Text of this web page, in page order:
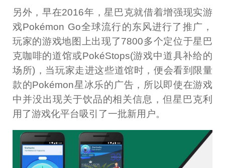
另外，早在2016年，星巴克就借着增强现实游
戏Pokémon Go全球流行的东风进行了推广，
玩家的游戏地图上出现了7800多个定位于星巴
克咖啡的道馆或PokéStops(游戏中道具补给的
场所)，当玩家走进这些道馆时，便会看到限量
款的Pokémon星冰乐的广告，所以即使在游戏
中并没出现关于饮品的相关信息，但星巴克利
用了游戏化平台吸引了一批新用户。